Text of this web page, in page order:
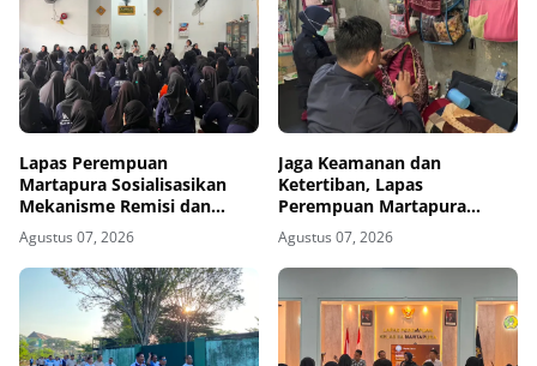
Lapas Perempuan
Martapura Sosialisasikan
Mekanisme Remisi dan
Integrasi kepada Warga
Binaan
Agustus 07, 2026
Jaga Keamanan dan
Ketertiban, Lapas
Perempuan Martapura
Intensifkan Razia di Blok
Maximum Security
Agustus 07, 2026